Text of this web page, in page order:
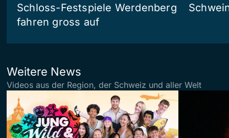
Schloss-Festspiele Werdenberg
fahren gross auf
Weitere News
Videos aus der Region, der Schweiz und aller Welt